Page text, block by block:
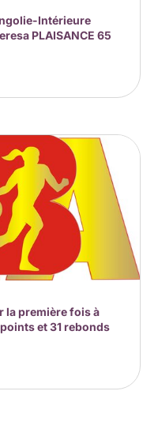
Intérieure
PLAISANCE 65
la première fois à
et 31 rebonds